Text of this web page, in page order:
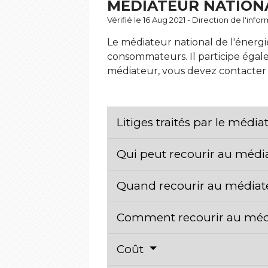
MÉDIATEUR
Vérifié le 16 Aug 2021 - Direction de
Le médiateur national de
consommateurs. Il participe
médiateur, vous devez
Litiges traités par le
Qui peut recourir au
Quand recourir au
Comment recourir au
Coût